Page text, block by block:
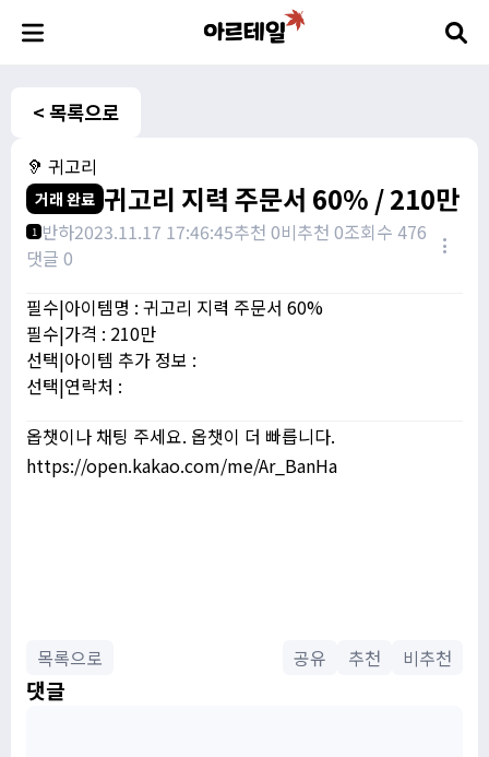
< 목록으로
🦻 귀고리
거래 완료 귀고리 지력 주문서 60% / 210만
1 반하2023.11.17 17:46:45추천 0비추천 0조회수 476
댓글 0
필수|아이템명 : 귀고리 지력 주문서 60%
필수|가격 : 210만
선택|아이템 추가 정보 :
선택|연락처 :
옵챗이나 채팅 주세요. 옵챗이 더 빠릅니다.
https://open.kakao.com/me/Ar_BanHa
목록으로 공유 추천 비추천
댓글